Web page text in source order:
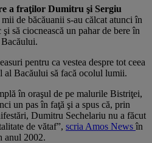
a fraţilor Dumitru şi Sergiu
mii de băcăuanii s-au călcat atunci în
să ciocnească un pahar de bere în
pentru ca vestea despre tot ceea
al Bacăului să facă ocolul lumii.
în oraşul de pe malurile Bistriţei,
un pas în faţă şi a spus că, prin
Dumitru Sechelariu nu a făcut
de vătaf”, scria Amos News în
anul 2002.